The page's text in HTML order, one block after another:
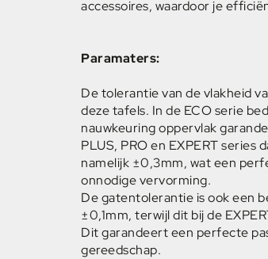
accessoires, waardoor je
Paramaters:
De tolerantie van de vlakheid
deze tafels. In de ECO serie
nauwkeuring oppervlak
PLUS, PRO en EXPERT
namelijk ±0,3mm, wat een
onnodige vervorming.
De gatentolerantie is ook een
±0,1mm, terwijl dit bij de
Dit garandeert een perfecte
gereedschap.